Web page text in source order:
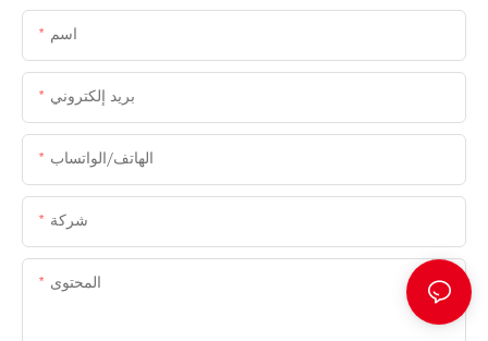
اسم
بريد إلكتروني
الهاتف/الواتساب
شركة
المحتوى